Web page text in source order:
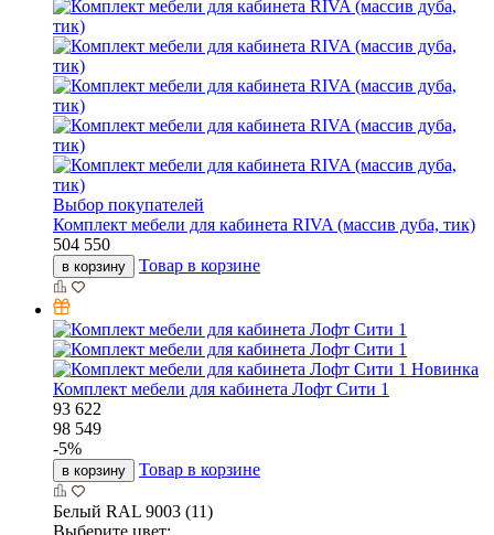
Выбор покупателей
Комплект мебели для кабинета RIVA (массив дуба, тик)
504 550
в корзину Товар в корзине
Новинка
Комплект мебели для кабинета Лофт Сити 1
93 622
98 549
-5%
в корзину Товар в корзине
Белый RAL 9003 (11)